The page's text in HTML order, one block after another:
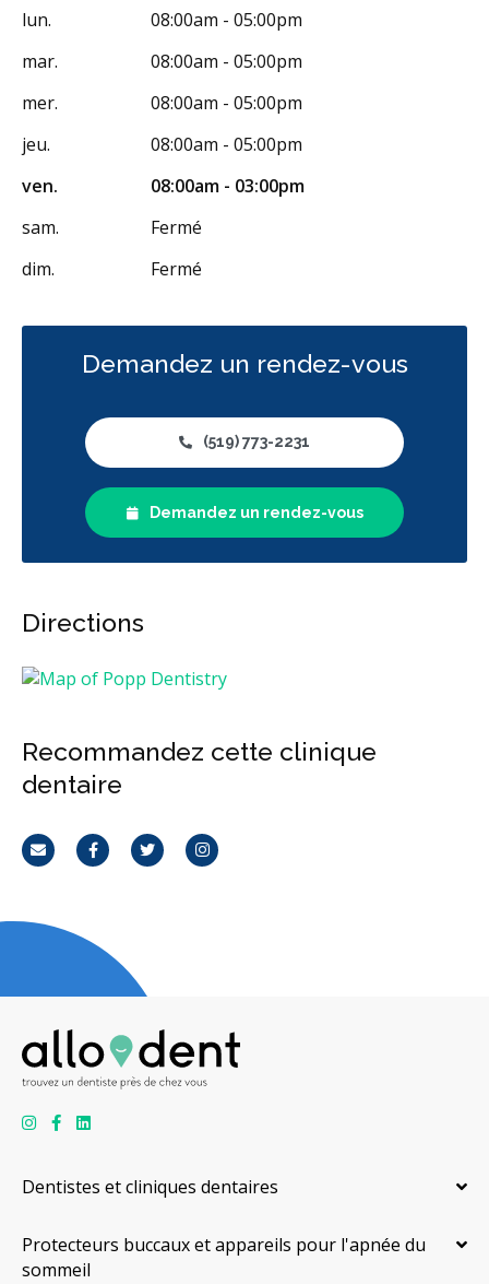
lun.
08:00am - 05:00pm
mar.
08:00am - 05:00pm
mer.
08:00am - 05:00pm
jeu.
08:00am - 05:00pm
ven.
08:00am - 03:00pm
sam.
Fermé
dim.
Fermé
Demandez un rendez-vous
(519) 773-2231
Demandez un rendez-vous
Directions
Recommandez cette clinique
dentaire
CourrielFacebookTwitterInstagram
Dentistes et cliniques dentaires
Protecteurs buccaux et appareils pour l'apnée du
sommeil